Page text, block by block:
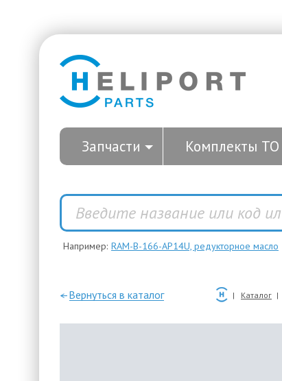
Запчасти Комплекты ТО
Например: RAM-B-166-AP14U, редукторное масло
—Вернуться в каталог Каталог